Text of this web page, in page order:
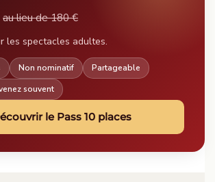
au lieu de 180 €
les spectacles adultes.
Non nominatif
Partageable
souvent
le Pass 10 places